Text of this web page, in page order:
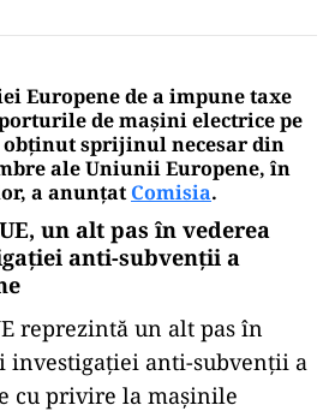
Europene de a impune taxe
de maşini electrice pe
obţinut sprijinul necesar din
ale Uniunii Europene, în
a anunţatComisia.
un alt pas în vederea
anti-subvenţii a
reprezintă un alt pas în
investigaţiei anti-subvenţii a
cu privire la maşinile